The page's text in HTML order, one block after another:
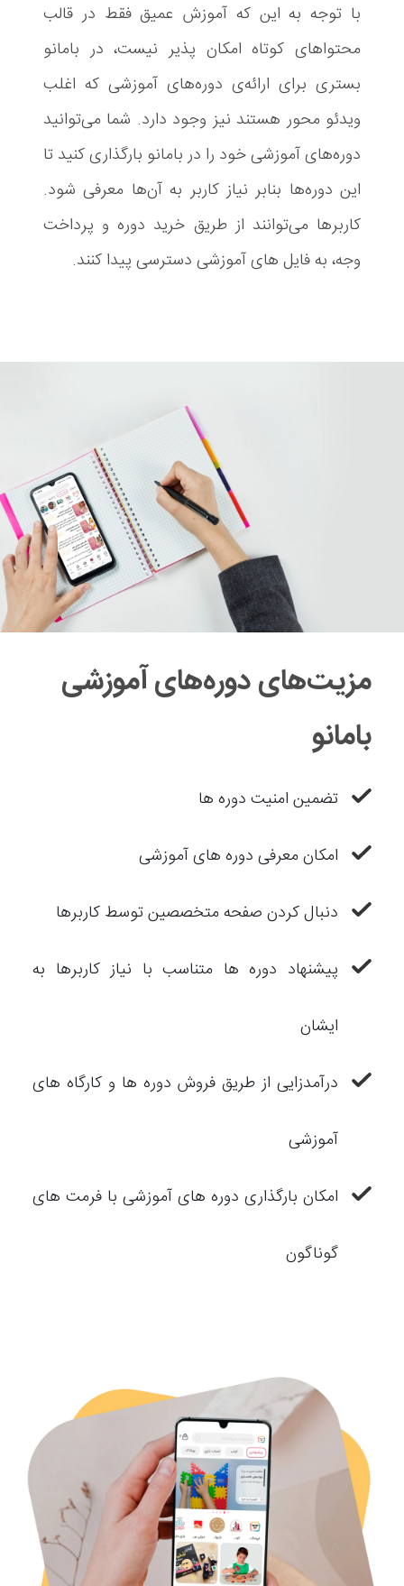
با توجه به این که آموزش عمیق فقط در قالب
محتواهای کوتاه امکان پذیر نیست، در بامانو
بستری برای ارائه‌ی دوره‌های آموزشی که اغلب
ویدئو محور هستند نیز وجود دارد. شما می‌توانید
دوره‌های آموزشی خود را در بامانو بارگذاری کنید تا
این دوره‌ها بنابر نیاز کاربر به آن‌ها معرفی شود.
کاربرها می‌توانند از طریق خرید دوره و پرداخت
وجه، به فایل های آموزشی دسترسی پیدا کنند.
مزیت‌های دوره‌های آموزشی
بامانو
تضمین امنیت دوره ها
امکان معرفی دوره های آموزشی
دنبال کردن صفحه متخصصین توسط کاربرها
پیشنهاد دوره ها متناسب با نیاز کاربرها به
ایشان
درآمدزایی از طریق فروش دوره ها و کارگاه های
آموزشی
امکان بارگذاری دوره های آموزشی با فرمت های
گوناگون